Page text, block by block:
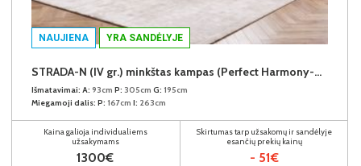
NAUJIENA YRA SANDĖLYJE
STRADA-N (IV gr.) minkštas kampas (Perfect Harmony-04) K
Išmatavimai: A: 93cm P: 305cm G: 195cm
Miegamoji dalis: P: 167cm I: 263cm
Kaina galioja individualiems
užsakymams
1300€
Skirtumas tarp užsakomų ir sandėlyje
esančių prekių kainų
- 51€